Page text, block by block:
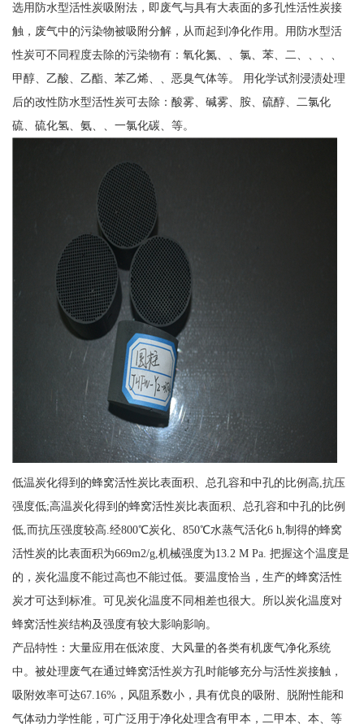
选用防水型活性炭吸附法，即废气与具有大表面的多孔性活性炭接
触，废气中的污染物被吸附分解，从而起到净化作用。用防水型活
性炭可不同程度去除的污染物有：氧化氮、、氯、苯、二、、、、
甲醇、乙酸、乙酯、苯乙烯、、恶臭气体等。 用化学试剂浸渍处理
后的改性防水型活性炭可去除：酸雾、碱雾、胺、硫醇、二氯化
硫、硫化氢、氨、、一氯化碳、等。
低温炭化得到的蜂窝活性炭比表面积、总孔容和中孔的比例高,抗压
强度低;高温炭化得到的蜂窝活性炭比表面积、总孔容和中孔的比例
低,而抗压强度较高.经800℃炭化、850℃水蒸气活化6 h,制得的蜂窝
活性炭的比表面积为669m2/g,机械强度为13.2 M Pa. 把握这个温度是
的，炭化温度不能过高也不能过低。要温度恰当，生产的蜂窝活性
炭才可达到标准。可见炭化温度不同相差也很大。所以炭化温度对
蜂窝活性炭结构及强度有较大影响影响。
产品特性：大量应用在低浓度、大风量的各类有机废气净化系统
中。被处理废气在通过蜂窝活性炭方孔时能够充分与活性炭接触，
吸附效率可达67.16%，风阻系数小，具有优良的吸附、脱附性能和
气体动力学性能，可广泛用于净化处理含有甲本，二甲本、本、等